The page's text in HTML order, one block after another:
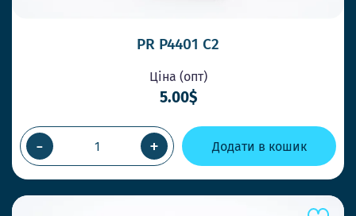
PR P4401 C2
Ціна (опт)
5.00$
- + Додати в кошик